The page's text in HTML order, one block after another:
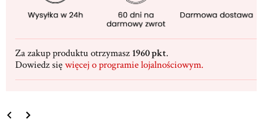
Za zakup produktu otrzymasz 1960 pkt.
Dowiedz sięwięcej o programie lojalnościowym.